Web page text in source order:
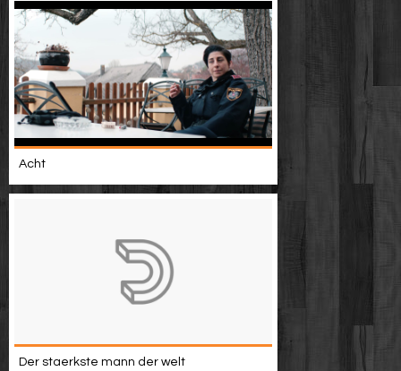
Acht
Der staerkste mann der welt